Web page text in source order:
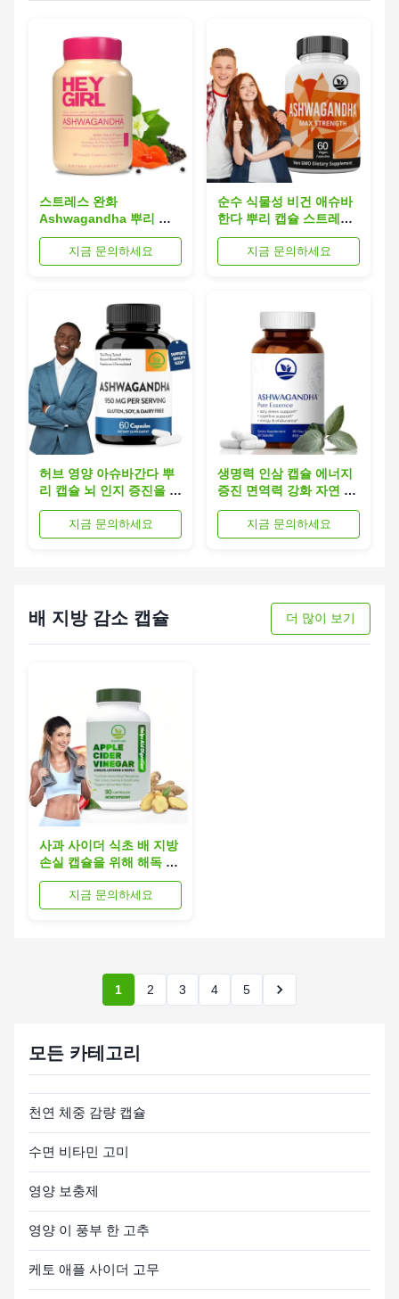
스트레스 완화
Ashwagandha 뿌리 캡
슐 면역력 강화 활력 강화
건강 보조식품
지금 문의하세요
순수 식물성 비건 애슈바
한다 뿌리 캡슐 스트레스
완화 에너지 증강
지금 문의하세요
허브 영양 아슈바간다 뿌
리 캡슐 뇌 인지 증진을 위
한 보충제
지금 문의하세요
생명력 인삼 캡슐 에너지
증진 면역력 강화 자연 건
강 보충제
지금 문의하세요
배 지방 감소 캡슐 더 많이 보기
사과 사이더 식초 배 지방
손실 캡슐을 위해 해독 자
연 체중 감량 보조
지금 문의하세요
1 2 3 4 5
모든 카테고리
천연 체중 감량 캡슐
수면 비타민 고미
영양 보충제
영양 이 풍부 한 고추
케토 애플 사이더 고무